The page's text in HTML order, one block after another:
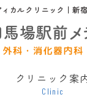
クリニック案
Clinic
カルクリニック｜新